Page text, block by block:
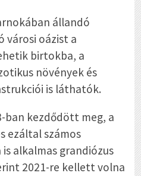
állandó
városi oázist a
birtokba, a
növények és
is láthatók.
ban kezdődött meg, a
ezáltal számos
alkalmas grandiózus
2021-re kellett volna